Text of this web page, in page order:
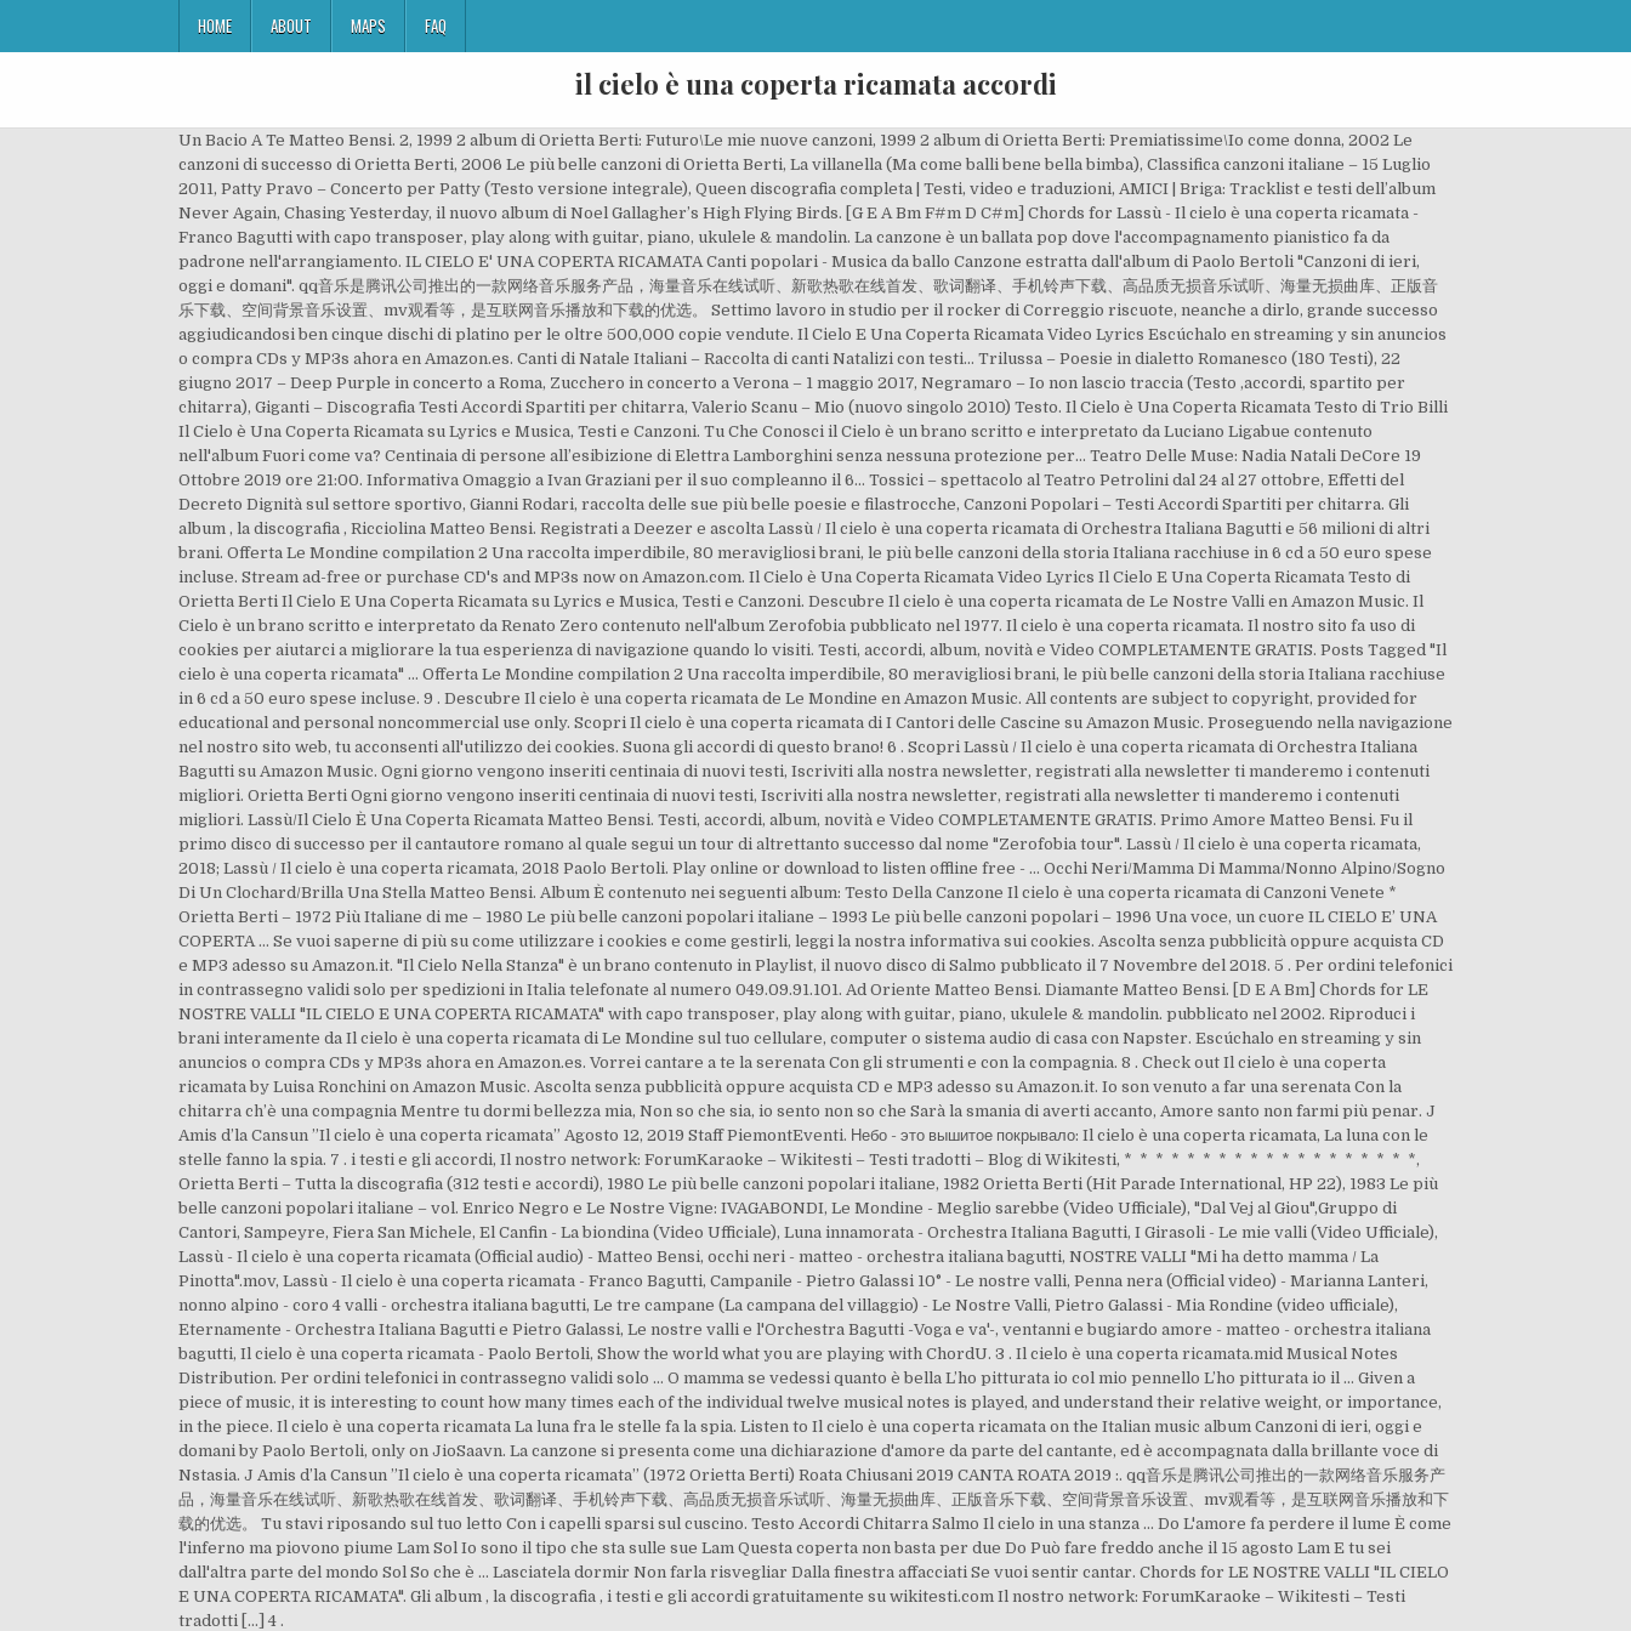
HOME ABOUT MAPS FAQ
il cielo è una coperta ricamata accordi
Un Bacio A Te Matteo Bensi. 2, 1999 2 album di Orietta Berti: Futuro\Le mie nuove canzoni, 1999 2 album di Orietta Berti: Premiatissime\Io come donna, 2002 Le
canzoni di successo di Orietta Berti, 2006 Le più belle canzoni di Orietta Berti, La villanella (Ma come balli bene bella bimba), Classifica canzoni italiane – 15 Luglio
2011, Patty Pravo – Concerto per Patty (Testo versione integrale), Queen discografia completa | Testi, video e traduzioni, AMICI | Briga: Tracklist e testi dell’album
Never Again, Chasing Yesterday, il nuovo album di Noel Gallagher’s High Flying Birds. [G E A Bm F#m D C#m] Chords for Lassù - Il cielo è una coperta ricamata -
Franco Bagutti with capo transposer, play along with guitar, piano, ukulele & mandolin. La canzone è un ballata pop dove l'accompagnamento pianistico fa da
padrone nell'arrangiamento. IL CIELO E' UNA COPERTA RICAMATA Canti popolari - Musica da ballo Canzone estratta dall'album di Paolo Bertoli "Canzoni di ieri,
oggi e domani". qq音乐是腾讯公司推出的一款网络音乐服务产品，海量音乐在线试听、新歌热歌在线首发、歌词翻译、手机铃声下载、高品质无损音乐试听、海量无损曲库、正版音
乐下载、空间背景音乐设置、mv观看等，是互联网音乐播放和下载的优选。 Settimo lavoro in studio per il rocker di Correggio riscuote, neanche a dirlo, grande successo
aggiudicandosi ben cinque dischi di platino per le oltre 500,000 copie vendute. Il Cielo E Una Coperta Ricamata Video Lyrics Escúchalo en streaming y sin anuncios
o compra CDs y MP3s ahora en Amazon.es. Canti di Natale Italiani – Raccolta di canti Natalizi con testi... Trilussa – Poesie in dialetto Romanesco (180 Testi), 22
giugno 2017 – Deep Purple in concerto a Roma, Zucchero in concerto a Verona – 1 maggio 2017, Negramaro – Io non lascio traccia (Testo ,accordi, spartito per
chitarra), Giganti – Discografia Testi Accordi Spartiti per chitarra, Valerio Scanu – Mio (nuovo singolo 2010) Testo. Il Cielo è Una Coperta Ricamata Testo di Trio Billi
Il Cielo è Una Coperta Ricamata su Lyrics e Musica, Testi e Canzoni. Tu Che Conosci il Cielo è un brano scritto e interpretato da Luciano Ligabue contenuto
nell'album Fuori come va? Centinaia di persone all’esibizione di Elettra Lamborghini senza nessuna protezione per... Teatro Delle Muse: Nadia Natali DeCore 19
Ottobre 2019 ore 21:00. Informativa Omaggio a Ivan Graziani per il suo compleanno il 6... Tossici – spettacolo al Teatro Petrolini dal 24 al 27 ottobre, Effetti del
Decreto Dignità sul settore sportivo, Gianni Rodari, raccolta delle sue più belle poesie e filastrocche, Canzoni Popolari – Testi Accordi Spartiti per chitarra. Gli
album , la discografia , Ricciolina Matteo Bensi. Registrati a Deezer e ascolta Lassù / Il cielo è una coperta ricamata di Orchestra Italiana Bagutti e 56 milioni di altri
brani. Offerta Le Mondine compilation 2 Una raccolta imperdibile, 80 meravigliosi brani, le più belle canzoni della storia Italiana racchiuse in 6 cd a 50 euro spese
incluse. Stream ad-free or purchase CD's and MP3s now on Amazon.com. Il Cielo è Una Coperta Ricamata Video Lyrics Il Cielo E Una Coperta Ricamata Testo di
Orietta Berti Il Cielo E Una Coperta Ricamata su Lyrics e Musica, Testi e Canzoni. Descubre Il cielo è una coperta ricamata de Le Nostre Valli en Amazon Music. Il
Cielo è un brano scritto e interpretato da Renato Zero contenuto nell'album Zerofobia pubblicato nel 1977. Il cielo è una coperta ricamata. Il nostro sito fa uso di
cookies per aiutarci a migliorare la tua esperienza di navigazione quando lo visiti. Testi, accordi, album, novità e Video COMPLETAMENTE GRATIS. Posts Tagged "Il
cielo è una coperta ricamata" ... Offerta Le Mondine compilation 2 Una raccolta imperdibile, 80 meravigliosi brani, le più belle canzoni della storia Italiana racchiuse
in 6 cd a 50 euro spese incluse. 9 . Descubre Il cielo è una coperta ricamata de Le Mondine en Amazon Music. All contents are subject to copyright, provided for
educational and personal noncommercial use only. Scopri Il cielo è una coperta ricamata di I Cantori delle Cascine su Amazon Music. Proseguendo nella navigazione
nel nostro sito web, tu acconsenti all'utilizzo dei cookies. Suona gli accordi di questo brano! 6 . Scopri Lassù / Il cielo è una coperta ricamata di Orchestra Italiana
Bagutti su Amazon Music. Ogni giorno vengono inseriti centinaia di nuovi testi, Iscriviti alla nostra newsletter, registrati alla newsletter ti manderemo i contenuti
migliori. Orietta Berti Ogni giorno vengono inseriti centinaia di nuovi testi, Iscriviti alla nostra newsletter, registrati alla newsletter ti manderemo i contenuti
migliori. Lassù/Il Cielo È Una Coperta Ricamata Matteo Bensi. Testi, accordi, album, novità e Video COMPLETAMENTE GRATIS. Primo Amore Matteo Bensi. Fu il
primo disco di successo per il cantautore romano al quale segui un tour di altrettanto successo dal nome "Zerofobia tour". Lassù / Il cielo è una coperta ricamata,
2018; Lassù / Il cielo è una coperta ricamata, 2018 Paolo Bertoli. Play online or download to listen offline free - … Occhi Neri/Mamma Di Mamma/Nonno Alpino/Sogno
Di Un Clochard/Brilla Una Stella Matteo Bensi. Album È contenuto nei seguenti album: Testo Della Canzone Il cielo è una coperta ricamata di Canzoni Venete *
Orietta Berti – 1972 Più Italiane di me – 1980 Le più belle canzoni popolari italiane – 1993 Le più belle canzoni popolari – 1996 Una voce, un cuore IL CIELO E’ UNA
COPERTA … Se vuoi saperne di più su come utilizzare i cookies e come gestirli, leggi la nostra informativa sui cookies. Ascolta senza pubblicità oppure acquista CD
e MP3 adesso su Amazon.it. "Il Cielo Nella Stanza" è un brano contenuto in Playlist, il nuovo disco di Salmo pubblicato il 7 Novembre del 2018. 5 . Per ordini telefonici
in contrassegno validi solo per spedizioni in Italia telefonate al numero 049.09.91.101. Ad Oriente Matteo Bensi. Diamante Matteo Bensi. [D E A Bm] Chords for LE
NOSTRE VALLI "IL CIELO E UNA COPERTA RICAMATA" with capo transposer, play along with guitar, piano, ukulele & mandolin. pubblicato nel 2002. Riproduci i
brani interamente da Il cielo è una coperta ricamata di Le Mondine sul tuo cellulare, computer o sistema audio di casa con Napster. Escúchalo en streaming y sin
anuncios o compra CDs y MP3s ahora en Amazon.es. Vorrei cantare a te la serenata Con gli strumenti e con la compagnia. 8 . Check out Il cielo è una coperta
ricamata by Luisa Ronchini on Amazon Music. Ascolta senza pubblicità oppure acquista CD e MP3 adesso su Amazon.it. Io son venuto a far una serenata Con la
chitarra ch’è una compagnia Mentre tu dormi bellezza mia, Non so che sia, io sento non so che Sarà la smania di averti accanto, Amore santo non farmi più penar. J
Amis d’la Cansun ”Il cielo è una coperta ricamata” Agosto 12, 2019 Staff PiemontEventi. Небо - это вышитое покрывало: Il cielo è una coperta ricamata, La luna con le
stelle fanno la spia. 7 . i testi e gli accordi, Il nostro network: ForumKaraoke – Wikitesti – Testi tradotti – Blog di Wikitesti, * * * * * * * * * * * * * * * * * * *,
Orietta Berti – Tutta la discografia (312 testi e accordi), 1980 Le più belle canzoni popolari italiane, 1982 Orietta Berti (Hit Parade International, HP 22), 1983 Le più
belle canzoni popolari italiane – vol. Enrico Negro e Le Nostre Vigne: IVAGABONDI, Le Mondine - Meglio sarebbe (Video Ufficiale), "Dal Vej al Giou",Gruppo di
Cantori, Sampeyre, Fiera San Michele, El Canfin - La biondina (Video Ufficiale), Luna innamorata - Orchestra Italiana Bagutti, I Girasoli - Le mie valli (Video Ufficiale),
Lassù - Il cielo è una coperta ricamata (Official audio) - Matteo Bensi, occhi neri - matteo - orchestra italiana bagutti, NOSTRE VALLI "Mi ha detto mamma / La
Pinotta".mov, Lassù - Il cielo è una coperta ricamata - Franco Bagutti, Campanile - Pietro Galassi 10° - Le nostre valli, Penna nera (Official video) - Marianna Lanteri,
nonno alpino - coro 4 valli - orchestra italiana bagutti, Le tre campane (La campana del villaggio) - Le Nostre Valli, Pietro Galassi - Mia Rondine (video ufficiale),
Eternamente - Orchestra Italiana Bagutti e Pietro Galassi, Le nostre valli e l'Orchestra Bagutti -Voga e va'-, ventanni e bugiardo amore - matteo - orchestra italiana
bagutti, Il cielo è una coperta ricamata - Paolo Bertoli, Show the world what you are playing with ChordU. 3 . Il cielo è una coperta ricamata.mid Musical Notes
Distribution. Per ordini telefonici in contrassegno validi solo … O mamma se vedessi quanto è bella L’ho pitturata io col mio pennello L’ho pitturata io il … Given a
piece of music, it is interesting to count how many times each of the individual twelve musical notes is played, and understand their relative weight, or importance,
in the piece. Il cielo è una coperta ricamata La luna fra le stelle fa la spia. Listen to Il cielo è una coperta ricamata on the Italian music album Canzoni di ieri, oggi e
domani by Paolo Bertoli, only on JioSaavn. La canzone si presenta come una dichiarazione d'amore da parte del cantante, ed è accompagnata dalla brillante voce di
Nstasia. J Amis d’la Cansun ”Il cielo è una coperta ricamata” (1972 Orietta Berti) Roata Chiusani 2019 CANTA ROATA 2019 :. qq音乐是腾讯公司推出的一款网络音乐服务产
品，海量音乐在线试听、新歌热歌在线首发、歌词翻译、手机铃声下载、高品质无损音乐试听、海量无损曲库、正版音乐下载、空间背景音乐设置、mv观看等，是互联网音乐播放和下
载的优选。 Tu stavi riposando sul tuo letto Con i capelli sparsi sul cuscino. Testo Accordi Chitarra Salmo Il cielo in una stanza ... Do L'amore fa perdere il lume È come
l'inferno ma piovono piume Lam Sol Io sono il tipo che sta sulle sue Lam Questa coperta non basta per due Do Può fare freddo anche il 15 agosto Lam E tu sei
dall'altra parte del mondo Sol So che è … Lasciatela dormir Non farla risvegliar Dalla finestra affacciati Se vuoi sentir cantar. Chords for LE NOSTRE VALLI "IL CIELO
E UNA COPERTA RICAMATA". Gli album , la discografia , i testi e gli accordi gratuitamente su wikitesti.com Il nostro network: ForumKaraoke – Wikitesti – Testi
tradotti […] 4 .